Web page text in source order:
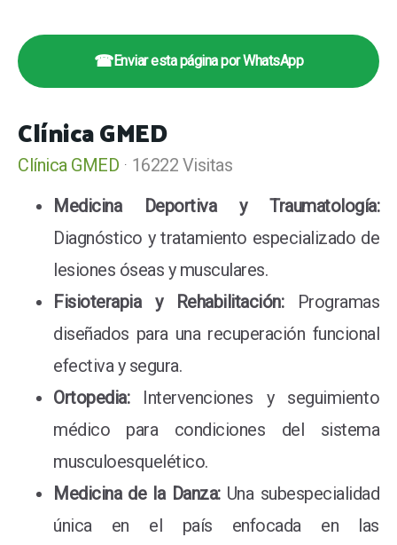
☎Enviar esta página por WhatsApp
Clínica GMED
Clínica GMED 16222 Visitas
Medicina Deportiva y Traumatología:
Diagnóstico y tratamiento especializado de
lesiones óseas y musculares.
Fisioterapia y Rehabilitación:Programas
diseñados para una recuperación funcional
efectiva y segura.
Ortopedia:Intervenciones y seguimiento
médico para condiciones del sistema
musculoesquelético.
Medicina de la Danza:Una subespecialidad
única en el país enfocada en las